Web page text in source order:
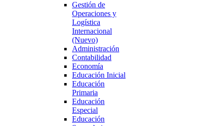
Gestión de
Operaciones y
Logística
Internacional
(Nuevo)
Administración
Contabilidad
Economía
Educación Inicial
Educación
Primaria
Educación
Especial
Educación